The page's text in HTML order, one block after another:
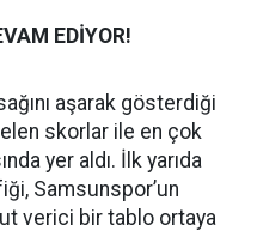
EDİYOR!
aşarak gösterdiği
skorlar ile en çok
yer aldı. İlk yarıda
Samsunspor’un
verici bir tablo ortaya